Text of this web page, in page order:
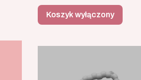
Koszyk wyłączony